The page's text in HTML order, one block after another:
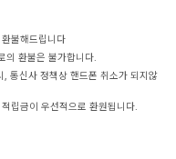
불해드립니다
의 환불은 불가합니다.
통신사 정책상 핸드폰 취소가 되지않
립금이 우선적으로 환원됩니다.